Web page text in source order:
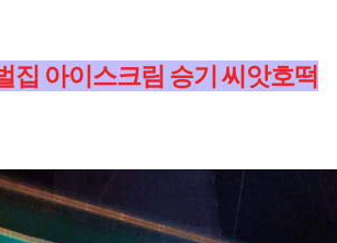
집 아이스크림 승기 씨앗호떡